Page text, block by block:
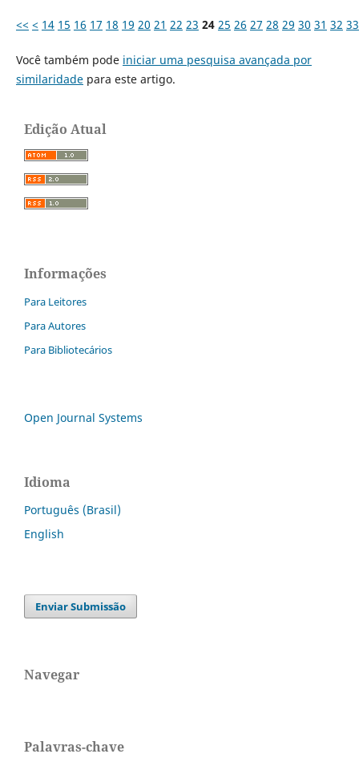
<< < 14 15 16 17 18 19 20 21 22 23 24 25 26 27 28 29 30 31 32 33
Você também pode iniciar uma pesquisa avançada por
similaridadepara este artigo.
Edição Atual
Informações
Para Leitores
Para Autores
Para Bibliotecários
Open Journal Systems
Idioma
Português (Brasil)
English
Enviar Submissão
Navegar
Palavras-chave